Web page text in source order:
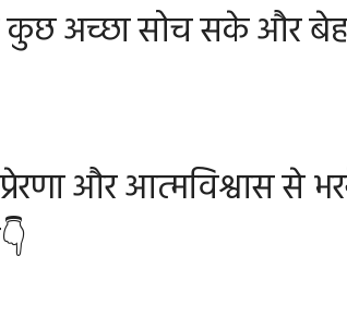
कुछ अच्छा सोच सके और
और आत्मविश्वास से